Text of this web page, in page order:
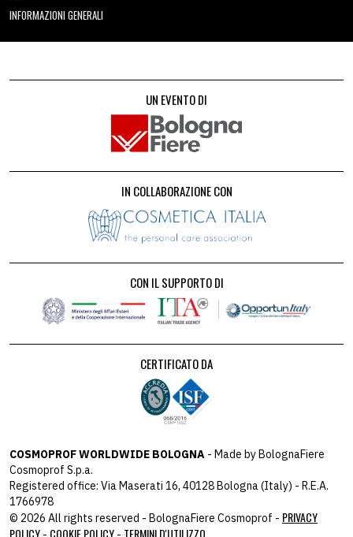
INFORMAZIONI GENERALI
UN EVENTO DI
IN COLLABORAZIONE CON
CON IL SUPPORTO DI
CERTIFICATO DA
COSMOPROF WORLDWIDE BOLOGNA - Made by BolognaFiere
Cosmoprof S.p.a.
Registered office: Via Maserati 16, 40128 Bologna (Italy) - R.E.A.
1766978
© 2026 All rights reserved - BolognaFiere Cosmoprof - PRIVACY
POLICY
COOKIE POLICY TERMINI D'UTILIZZO